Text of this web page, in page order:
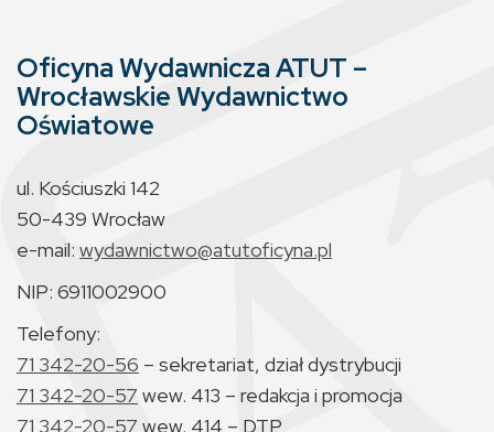
Oficyna Wydawnicza ATUT –
Wrocławskie Wydawnictwo
Oświatowe
ul. Kościuszki 142
50-439 Wrocław
e-mail: wydawnictwo@atutoficyna.pl
NIP: 6911002900
Telefony:
71 342-20-56 – sekretariat, dział dystrybucji
71 342-20-57 wew. 413 – redakcja i promocja
71 342-20-57 wew. 414 – DTP